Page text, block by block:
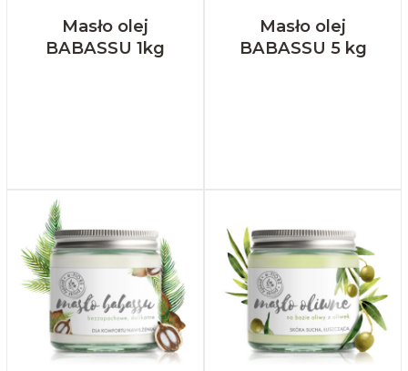
Masło olej
BABASSU 1kg
Masło olej
BABASSU 5 kg